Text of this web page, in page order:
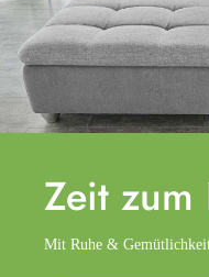
Zeit zum
Mit Ruhe &